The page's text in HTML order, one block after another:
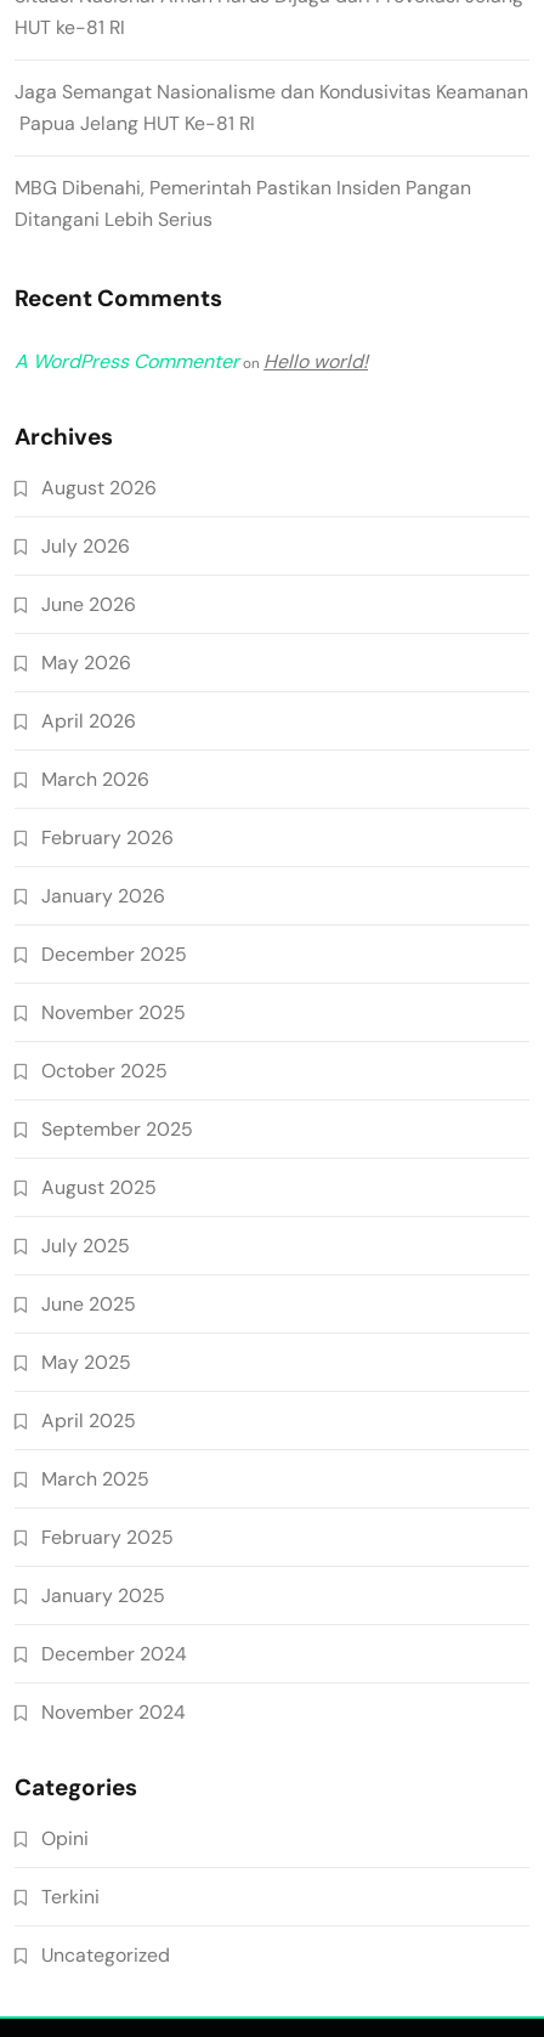
HUT ke-81 RI
Jaga Semangat Nasionalisme dan Kondusivitas Keamanan
Papua Jelang HUT Ke-81 RI
MBG Dibenahi, Pemerintah Pastikan Insiden Pangan
Ditangani Lebih Serius
Recent Comments
A WordPress Commenteron Hello world!
Archives
August 2026
July 2026
June 2026
May 2026
April 2026
March 2026
February 2026
January 2026
December 2025
November 2025
October 2025
September 2025
August 2025
July 2025
June 2025
May 2025
April 2025
March 2025
February 2025
January 2025
December 2024
November 2024
Categories
Opini
Terkini
Uncategorized